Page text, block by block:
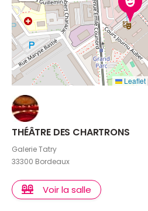
Leaflet
THÉÂTRE DES CHARTRONS
Galerie Tatry
33300 Bordeaux
Voir la salle